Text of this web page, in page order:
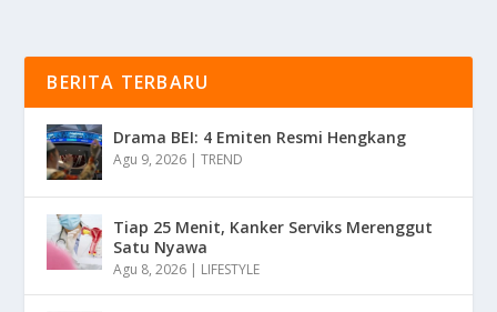
BERITA TERBARU
Drama BEI: 4 Emiten Resmi Hengkang
Agu 9, 2026 |TREND
Tiap 25 Menit, Kanker Serviks Merenggut
Satu Nyawa
Agu 8, 2026 | LIFESTYLE